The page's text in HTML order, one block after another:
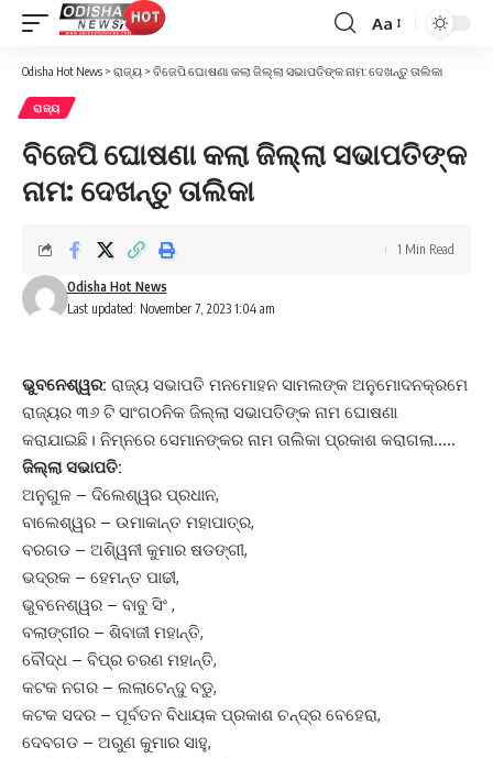
Font
Resizer
Aa
Odisha Hot News > ରାଜ୍ୟ > ବିଜେପି ଘୋଷଣା କଲା ଜିଲ୍ଲା ସଭାପତିଙ୍କ ନାମ: ଦେଖନ୍ତୁ ତାଲିକା
ରାଜ୍ୟ
ବିଜେପି ଘୋଷଣା କଲା ଜିଲ୍ଲା ସଭାପତିଙ୍କ
ନାମ: ଦେଖନ୍ତୁ ତାଲିକା
Last updated: November 7, 2023 1:04 am
Odisha Hot News
1 Min Read
ଭୁବନେଶ୍ୱର: ରାଜ୍ୟ ସଭାପତି ମନମୋହନ ସାମଲଙ୍କ ଅନୁମୋଦନକ୍ରମେ
ରାଜ୍ୟର ୩୬ ଟି ସାଂଗଠନିକ ଜିଲ୍ଲା ସଭାପତିଙ୍କ ନାମ ଘୋଷଣା
କରାଯାଇଛି। ନିମ୍ନରେ ସେମାନଙ୍କର ନାମ ତାଲିକା ପ୍ରକାଶ କରାଗଲା…..
ଜିଲ୍ଲା ସଭାପତି:
ଅନୁଗୁଳ – ଦିଲେଶ୍ୱର ପ୍ରଧାନ,
ବାଲେଶ୍ୱର – ଉମାକାନ୍ତ ମହାପାତ୍ର,
ବରଗଡ – ଅଶି୍ୱନୀ କୁମାର ଷଡଙ୍ଗୀ,
ଭଦ୍ରକ – ହେମନ୍ତ ପାଢୀ,
ଭୁବନେଶ୍ୱର – ବାବୁ ସିଂ ,
ବଲାଙ୍ଗୀର – ଶିବାଜୀ ମହାନ୍ତି,
ବୌଦ୍ଧ – ବିପ୍ର ଚରଣ ମହାନ୍ତି,
କଟକ ନଗର – ଲଲାଟେନ୍ଦୁ ବଡୁ,
କଟକ ସଦର – ପୂର୍ବତନ ବିଧାୟକ ପ୍ରକାଶ ଚନ୍ଦ୍ର ବେହେରା,
ଦେବଗଡ – ଅରୁଣ କୁମାର ସାହୁ,